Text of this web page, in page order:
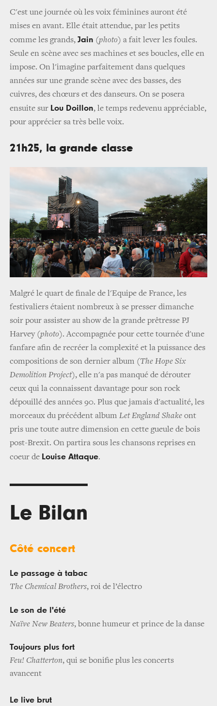
C'est une journée où les voix féminines auront été
mises en avant. Elle était attendue, par les petits
comme les grands, Jain (photo) a fait lever les foules.
Seule en scène avec ses machines et ses boucles, elle en
impose. On l'imagine parfaitement dans quelques
années sur une grande scène avec des basses, des
cuivres, des chœurs et des danseurs. On se posera
ensuite sur Lou Doillon, le temps redevenu appréciable,
pour apprécier sa très belle voix.
21h25, la grande classe
Malgré le quart de finale de l'Equipe de France, les
festivaliers étaient nombreux à se presser dimanche
soir pour assister au show de la grande prêtresse PJ
Harvey (photo). Accompagnée pour cette tournée d'une
fanfare afin de recréer la complexité et la puissance des
compositions de son dernier album (The Hope Six
Demolition Project), elle n'a pas manqué de dérouter
ceux qui la connaissent davantage pour son rock
dépouillé des années 90. Plus que jamais d'actualité, les
morceaux du précédent album Let England Shake ont
pris une toute autre dimension en cette gueule de bois
post-Brexit. On partira sous les chansons reprises en
coeur de Louise Attaque.
Le Bilan
Côté concert
Le passage à tabac
The Chemical Brothers, roi de l’électro
Le son de l'été
Naïve New Beaters, bonne humeur et prince de la danse
Toujours plus fort
Feu! Chatterton, qui se bonifie plus les concerts
avancent
Le live brut